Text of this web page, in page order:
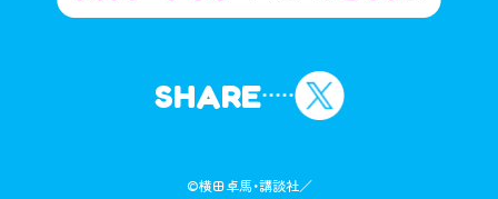
SHARE
©横田卓馬・講談社／